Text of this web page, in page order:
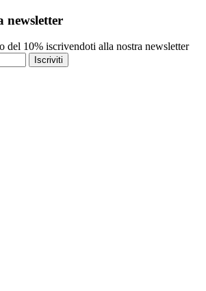
newsletter
del 10% iscrivendoti alla nostra newsletter
Iscriviti